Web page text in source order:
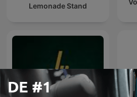
Lemonade Stand